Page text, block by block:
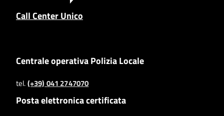
Call Center Unico
Centrale operativa Polizia Locale
tel.(+39) 041 2747070
Posta elettronica certificata